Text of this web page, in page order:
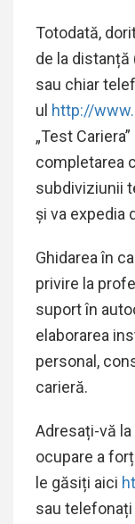
Totodată,
de la distanță
sau chiar
ul http://
„Test
completarea
subdiviziunii
și va expedia
Ghidarea în
privire la
suport în
elaborarea
personal,
carieră.
Adresați-vă
ocupare a
le găsiți aici
sau telefonați